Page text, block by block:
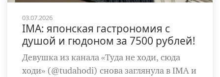
03.07.2026
IMA: японская гастрономия с
душой и гюдоном за 7500 рублей!
Девушка из канала «Туда не ходи, сюда
ходи» (@tudahodi) снова заглянула в IMA и